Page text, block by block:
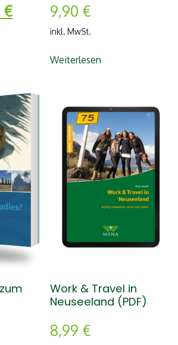
€Aktueller
Preis
14,99 €.
9,90 €
inkl. MwSt.
Weiterlesen
Work & Travel in
Neuseeland (PDF)
8,99 €